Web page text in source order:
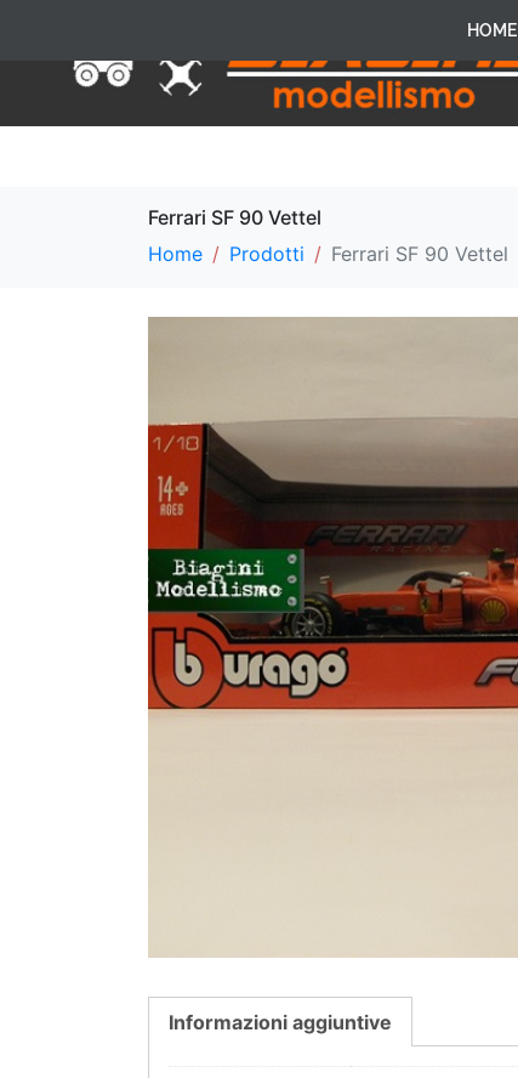
HOME
Ferrari SF 90 Vettel
Home
Prodotti Ferrari SF 90 Vettel
Informazioni aggiuntive